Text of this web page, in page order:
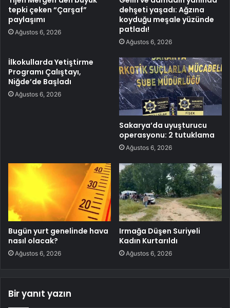
tepki çeken “Çarşaf”
paylaşımı
Ağustos 6, 2026
dehşeti yaşadı: Ağzına
koyduğu meşale yüzünde
patladı!
Ağustos 6, 2026
İlkokullarda Yetiştirme
Programı Çalıştayı,
Niğde’de Başladı
Ağustos 6, 2026
Sakarya’da uyuşturucu
operasyonu: 2 tutuklama
Ağustos 6, 2026
Bugün yurt genelinde hava
nasıl olacak?
Ağustos 6, 2026
Irmağa Düşen Suriyeli
Kadın Kurtarıldı
Ağustos 6, 2026
Bir yanıt yazın